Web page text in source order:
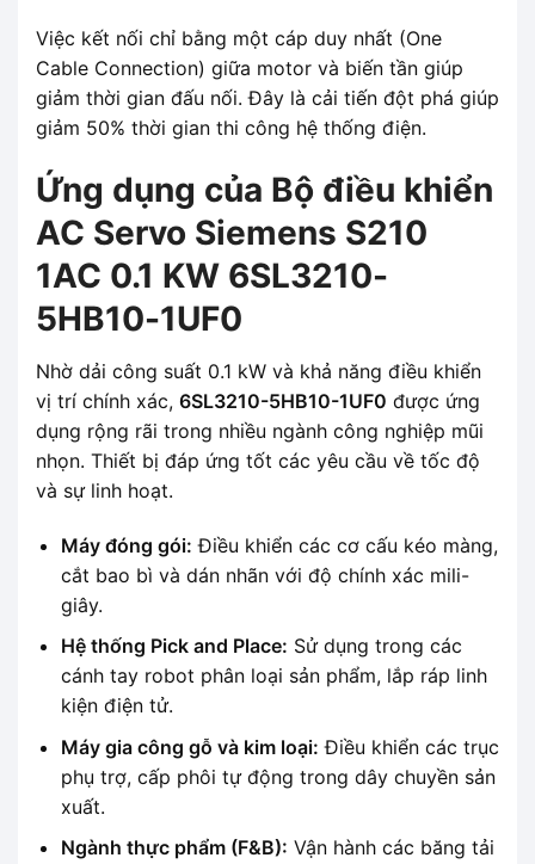
Việc kết nối chỉ bằng một cáp duy nhất (One
Cable Connection) giữa motor và biến tần giúp
giảm thời gian đấu nối. Đây là cải tiến đột phá giúp
giảm 50% thời gian thi công hệ thống điện.
Ứng dụng của Bộ điều khiển
AC Servo Siemens S210
1AC 0.1 KW 6SL3210-
5HB10-1UF0
Nhờ dải công suất 0.1 kW và khả năng điều khiển
vị trí chính xác, 6SL3210-5HB10-1UF0 được ứng
dụng rộng rãi trong nhiều ngành công nghiệp mũi
nhọn. Thiết bị đáp ứng tốt các yêu cầu về tốc độ
và sự linh hoạt.
Máy đóng gói: Điều khiển các cơ cấu kéo màng,
cắt bao bì và dán nhãn với độ chính xác mili-
giây.
Hệ thống Pick and Place: Sử dụng trong các
cánh tay robot phân loại sản phẩm, lắp ráp linh
kiện điện tử.
Máy gia công gỗ và kim loại: Điều khiển các trục
phụ trợ, cấp phôi tự động trong dây chuyền sản
xuất.
Ngành thực phẩm (F&B): Vận hành các băng tải